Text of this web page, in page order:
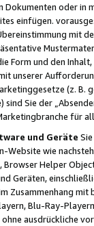
Dokumenten oder in
einfügen.
mit
Form und den
unserer
(z. B.
Sie der
für
und Geräte
Website wie
Helper
Geräten,
Zusammenhang
Blu-Ray-
ausdrückliche